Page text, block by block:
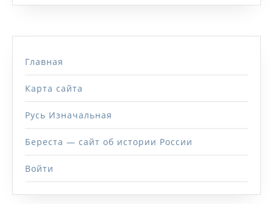
Главная
Карта сайта
Русь Изначальная
Береста — сайт об истории России
Войти